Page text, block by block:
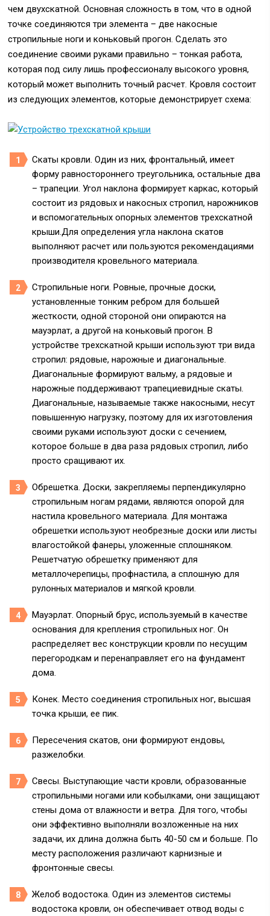
чем двухскатной. Основная сложность в том, что в одной
точке соединяются три элемента – две накосные
стропильные ноги и коньковый прогон. Сделать это
соединение своими руками правильно – тонкая работа,
которая под силу лишь профессионалу высокого уровня,
который может выполнить точный расчет. Кровля состоит
из следующих элементов, которые демонстрирует схема:
Скаты кровли. Один из них, фронтальный, имеет
форму равностороннего треугольника, остальные два
– трапеции. Угол наклона формирует каркас, который
состоит из рядовых и накосных стропил, нарожников
и вспомогательных опорных элементов трехскатной
крыши.Для определения угла наклона скатов
выполняют расчет или пользуются рекомендациями
производителя кровельного материала.
Стропильные ноги. Ровные, прочные доски,
установленные тонким ребром для большей
жесткости, одной стороной они опираются на
мауэрлат, а другой на коньковый прогон. В
устройстве трехскатной крыши используют три вида
стропил: рядовые, нарожные и диагональные.
Диагональные формируют вальму, а рядовые и
нарожные поддерживают трапециевидные скаты.
Диагональные, называемые также накосными, несут
повышенную нагрузку, поэтому для их изготовления
своими руками используют доски с сечением,
которое больше в два раза рядовых стропил, либо
просто сращивают их.
Обрешетка. Доски, закрепляемы перпендикулярно
стропильным ногам рядами, являются опорой для
настила кровельного материала. Для монтажа
обрешетки используют необрезные доски или листы
влагостойкой фанеры, уложенные сплошняком.
Решетчатую обрешетку применяют для
металлочерепицы, профнастила, а сплошную для
рулонных материалов и мягкой кровли.
Мауэрлат. Опорный брус, используемый в качестве
основания для крепления стропильных ног. Он
распределяет вес конструкции кровли по несущим
перегородкам и перенаправляет его на фундамент
дома.
Конек. Место соединения стропильных ног, высшая
точка крыши, ее пик.
Пересечения скатов, они формируют ендовы,
разжелобки.
Свесы. Выступающие части кровли, образованные
стропильными ногами или кобылками, они защищают
стены дома от влажности и ветра. Для того, чтобы
они эффективно выполняли возложенные на них
задачи, их длина должна быть 40-50 см и больше. По
месту расположения различают карнизные и
фронтонные свесы.
Желоб водостока. Один из элементов системы
водостока кровли, он обеспечивает отвод воды с